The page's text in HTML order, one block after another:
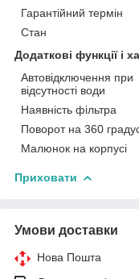
Гарантійний термін
Стан
Додаткові функції і
Автовідключення при
відсутності води
Наявність фільтра
Поворот на 360
Малюнок на корпусі
Приховати
Умови доставки
Нова Пошта